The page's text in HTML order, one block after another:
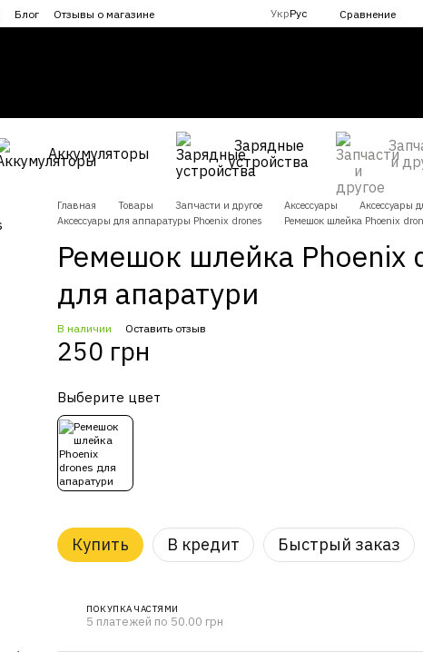
Блог
Отзывы о магазине
УкрРус Сравнение
Аккумуляторы
Зарядные
устройства
и
Главная Товары Запчасти и другое Аксессуары
Аксессуары
Аксессуары для аппаратуры Phoenix drones
Ремешок шлейка Phoenix
Ремешок шлейка Phoenix
для апаратури
В наличии Оставить отзыв
250 грн
Выберите цвет
Купить В кредит Быстрый заказ
ПОКУПКА ЧАСТЯМИ
5 платежей по 50.00 грн